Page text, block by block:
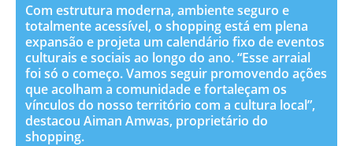
Com estrutura moderna, ambiente seguro e
totalmente acessível, o shopping está em plena
expansão e projeta um calendário fixo de eventos
culturais e sociais ao longo do ano. “Esse arraial
foi só o começo. Vamos seguir promovendo ações
que acolham a comunidade e fortaleçam os
vínculos do nosso território com a cultura local”,
destacou Aiman Amwas, proprietário do
shopping.